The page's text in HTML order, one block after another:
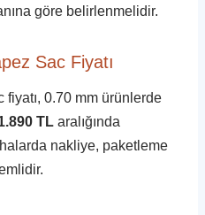
göre belirlenmelidir.
Sac Fiyatı
fiyatı, 0.70 mm ürünlerde
TL aralığında
nakliye, paketleme